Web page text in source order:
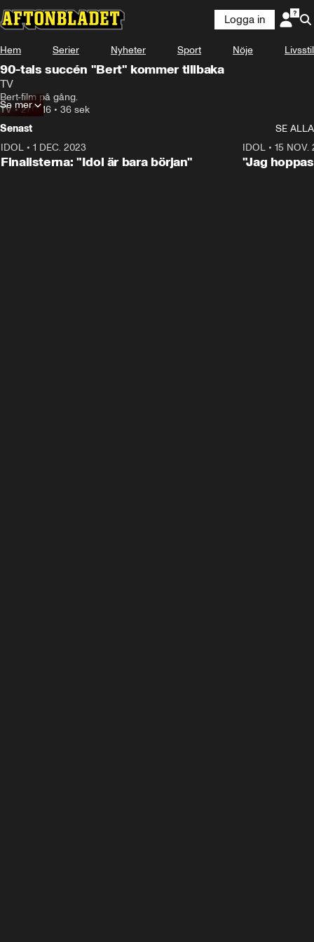
Logga in
Hem Serier Nyheter Sport Nöje Livsstil
90-tals succén "Bert" kommer tillbaka
TV
Bert-film på gång.
TV •27.07.16 • 36 sek
Se mer
Senast
SE ALLA
IDOL • 1 DEC. 2023
Finalisterna: "Idol är bara början"
IDOL• 15 NOV.
"Jag